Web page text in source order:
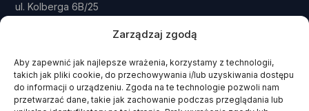
Zarządzaj zgodą
Aby zapewnić jak najlepsze wrażenia, korzystamy z technologii,
takich jak pliki cookie, do przechowywania i/lub uzyskiwania dostępu
do informacji o urządzeniu. Zgoda na te technologie pozwoli nam
przetwarzać dane, takie jak zachowanie podczas przeglądania lub
ul. Kolberga 6B/25
Rytel 89-642
gmina Czersk · powiat chojnicki
fundacja@domrainmana.pl